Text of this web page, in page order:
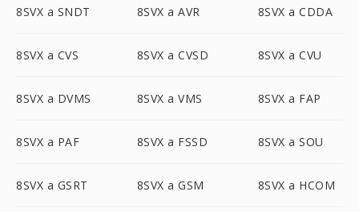
8SVX a SNDT 8SVX a AVR 8SVX a CDDA
8SVX a CVS 8SVX a CVSD 8SVX a CVU
8SVX a DVMS 8SVX a VMS 8SVX a FAP
8SVX a PAF 8SVX a FSSD 8SVX a SOU
8SVX a GSRT 8SVX a GSM 8SVX a HCOM